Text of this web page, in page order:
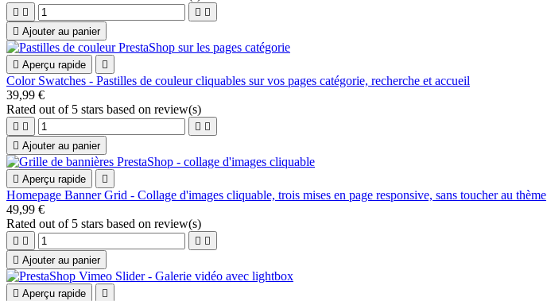
   
 Ajouter au panier
 Aperçu rapide 
Color Swatches - Pastilles de couleur cliquables sur vos pages catégorie, recherche et accueil
39,99 €
Rated out of 5 stars based on review(s)
   
 Ajouter au panier
 Aperçu rapide 
Homepage Banner Grid - Collage d'images cliquable, trois mises en page responsive, sans toucher au thème
49,99 €
Rated out of 5 stars based on review(s)
   
 Ajouter au panier
 Aperçu rapide 